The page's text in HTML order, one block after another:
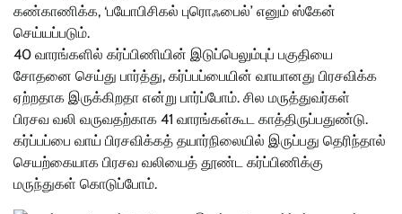
கண்காணிக்க, ‘பயோபிசிகல் புரொஃபைல்’ எனும் ஸ்கேன்
செய்யப்படும்.
40 வாரங்களில் கர்ப்பிணியின் இடுப்பெலும்புப் பகுதியை
சோதனை செய்து பார்த்து, கர்ப்பப்பையின் வாயானது பிரசவிக்க
ஏற்றதாக இருக்கிறதா என்று பார்ப்போம். சில மருத்துவர்கள்
பிரசவ வலி வருவதற்காக 41 வாரங்கள்கூட காத்திருப்பதுண்டு.
கர்ப்பப்பை வாய் பிரசவிக்கத் தயார்நிலையில் இருப்பது தெரிந்தால்
செயற்கையாக பிரசவ வலியைத் தூண்ட கர்ப்பிணிக்கு
மருந்துகள் கொடுப்போம்.